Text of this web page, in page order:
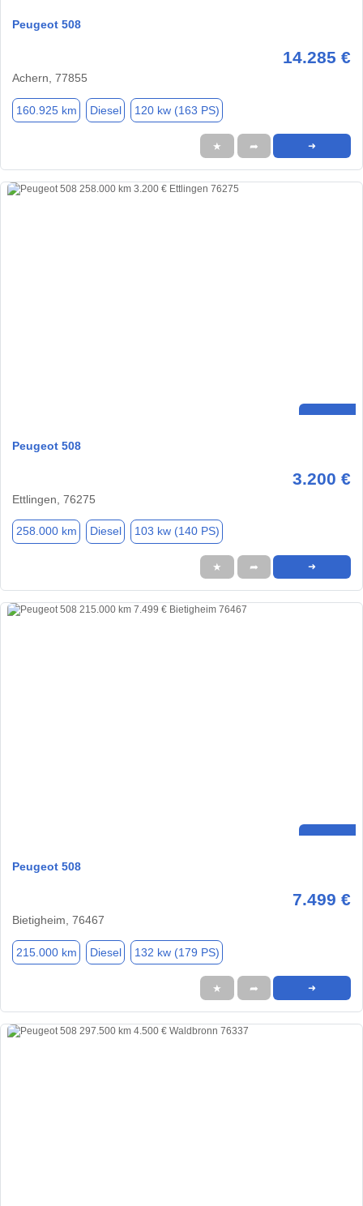
Peugeot 508
14.285 €
Achern, 77855
160.925 km Diesel 120 kw (163 PS)
★ ➦ ➜
Peugeot 508
3.200 €
Ettlingen, 76275
258.000 km Diesel 103 kw (140 PS)
★ ➦ ➜
Peugeot 508
7.499 €
Bietigheim, 76467
215.000 km Diesel 132 kw (179 PS)
★ ➦ ➜